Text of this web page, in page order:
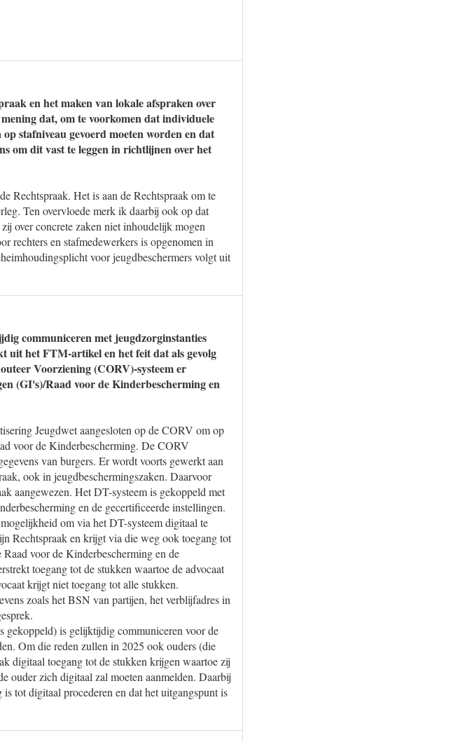
en het maken van lokale afspraken over
dat, om te voorkomen dat individuele
stafniveau gevoerd moeten worden en dat
om dit vast te leggen in richtlijnen over het
Rechtspraak. Het is aan de Rechtspraak om te
Ten overvloede merk ik daarbij ook op dat
over concrete zaken niet inhoudelijk mogen
rechters en stafmedewerkers is opgenomen in
voor jeugdbeschermers volgt uit
communiceren met jeugdzorginstanties
uit het FTM-artikel en het feit dat als gevolg
Voorziening (CORV)-systeem er
(GI's)/Raad voor de Kinderbescherming en
Jeugdwet aangesloten op de CORV om op
voor de Kinderbescherming. De CORV
van burgers. Er wordt voorts gewerkt aan
ook in jeugdbeschermingszaken. Daarvoor
aangewezen. Het DT-systeem is gekoppeld met
en de gecertificeerde instellingen.
om via het DT-systeem digitaal te
Rechtspraak en krijgt via die weg ook toegang tot
voor de Kinderbescherming en de
toegang tot de stukken waartoe de advocaat
krijgt niet toegang tot alle stukken.
zoals het BSN van partijen, het verblijfadres in
is gelijktijdig communiceren voor de
Om die reden zullen in 2025 ook ouders (die
digitaal toegang tot de stukken krijgen waartoe zij
ouder zich digitaal zal moeten aanmelden. Daarbij
tot digitaal procederen en dat het uitgangspunt is